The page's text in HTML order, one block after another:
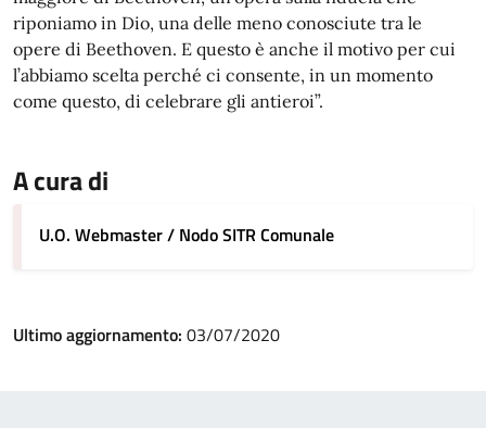
riponiamo in Dio, una delle meno conosciute tra le
opere di Beethoven. E questo è anche il motivo per cui
l’abbiamo scelta perché ci consente, in un momento
come questo, di celebrare gli antieroi”.
A cura di
U.O. Webmaster / Nodo SITR Comunale
Ultimo aggiornamento: 03/07/2020